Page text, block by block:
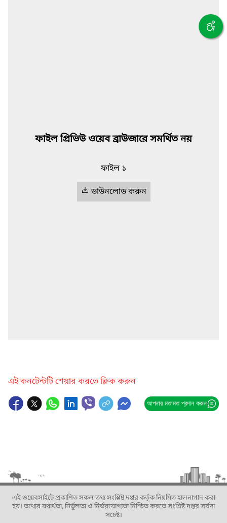
ফাইল প্রিভিউ ওয়েব ব্রাউজারে সমর্থিত নয়
ফাইল ১
ডাউনলোড করুন
এই কনটেন্টটি শেয়ার করতে ক্লিক করুন
আপনার মতামত প্রদান করুন
এই ওয়েবসাইটে প্রকাশিত সকল তথ্য সংশ্লিষ্ট দপ্তর কর্তৃক নিয়মিত হালনাগাদ করা
হয়। তথ্যের যথার্থতা, নির্ভুলতা ও নির্ভরযোগ্যতা নিশ্চিত করতে সংশ্লিষ্ট দপ্তর সর্বদা
সচেষ্ট।